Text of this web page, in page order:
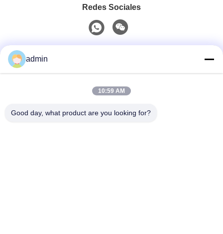
Redes Sociales
0086-551-65396351
admin
10:59 AM
Good day, what product are you looking for?